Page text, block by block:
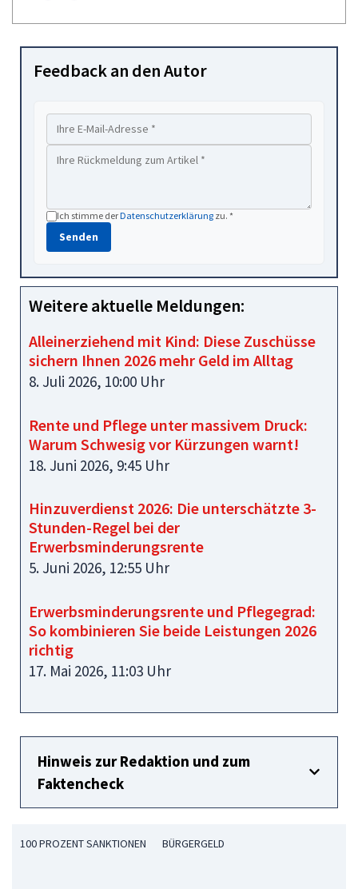
Feedback an den Autor
Ich stimme derDatenschutzerklärung zu. *
Senden
Weitere aktuelle Meldungen:
Alleinerziehend mit Kind: Diese Zuschüsse
sichern Ihnen 2026 mehr Geld im Alltag
8. Juli 2026, 10:00 Uhr
Rente und Pflege unter massivem Druck:
Warum Schwesig vor Kürzungen warnt!
18. Juni 2026, 9:45 Uhr
Hinzuverdienst 2026: Die unterschätzte 3-
Stunden-Regel bei der
Erwerbsminderungsrente
5. Juni 2026, 12:55 Uhr
Erwerbsminderungsrente und Pflegegrad:
So kombinieren Sie beide Leistungen 2026
richtig
17. Mai 2026, 11:03 Uhr
Hinweis zur Redaktion und zum
Faktencheck
100 PROZENT SANKTIONEN BÜRGERGELD